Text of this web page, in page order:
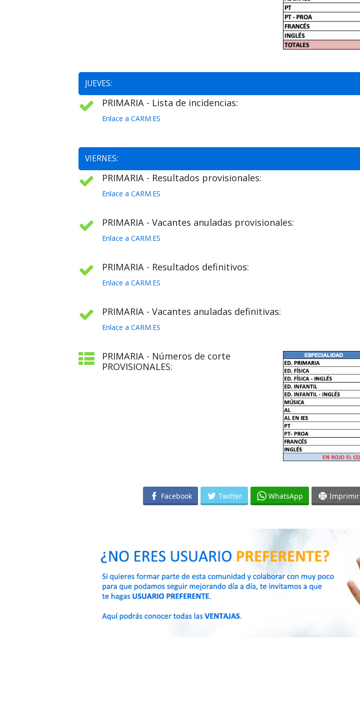
JUEVES:
PRIMARIA - Lista de incidencias:
Enlace a CARM.ES
VIERNES:
PRIMARIA - Resultados provisionales:
Enlace a CARM.ES
PRIMARIA - Vacantes anuladas provisionales:
Enlace a CARM.ES
PRIMARIA - Resultados definitivos:
Enlace a CARM.ES
PRIMARIA - Vacantes anuladas definitivas:
Enlace a CARM.ES
PRIMARIA - Números de corte
PROVISIONALES:
Facebook Twitter WhatsApp Imprimir